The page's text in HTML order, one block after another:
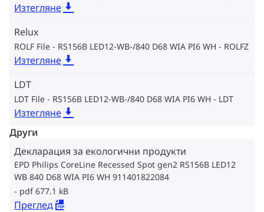
Изтегляне
Relux
ROLF File - RS156B LED12-WB-/840 D68 WIA PI6 WH ROLFZ
Изтегляне
LDT
LDT File - RS156B LED12-WB-/840 D68 WIA PI6 WH LDT
Изтегляне
Други
Декларация за екологични продукти
EPD Philips CoreLine Recessed Spot gen2 RS156B LED12
WB 840 D68 WIA PI6 WH 911401822084
pdf 677.1 kB
Преглед